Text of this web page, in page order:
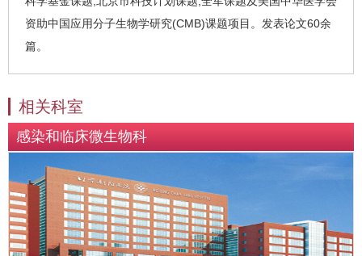
资助中国应用分子生物学研究(CMB)课题项目。发表论文60余
篇。
相关科室
感染和临床微生物科